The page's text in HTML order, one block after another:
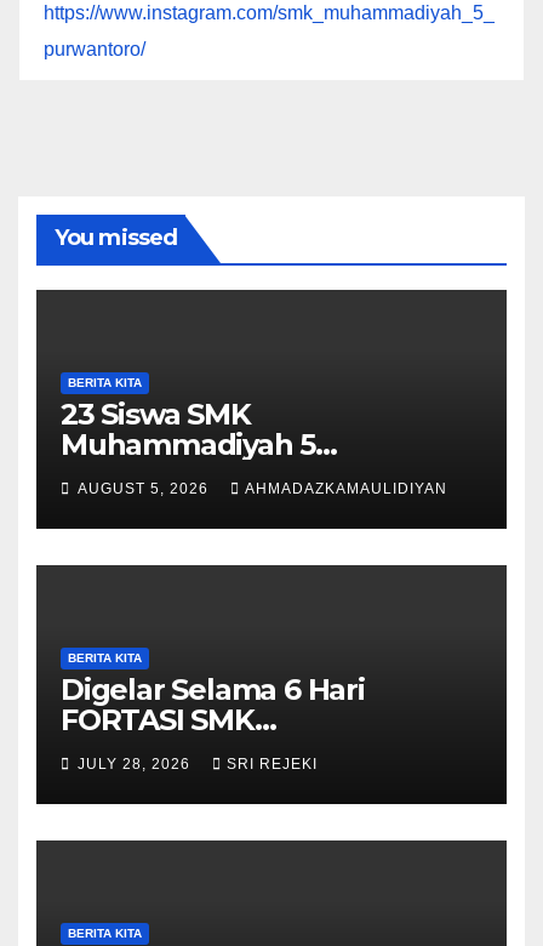
https://www.instagram.com/smk_muhammadiyah_5_
purwantoro/
You missed
BERITA KITA
23 Siswa SMK
Muhammadiyah 5
Purwantoro Terpilih Menjadi
Pengibar Bendera HUT ke-81
RI Tingkat Kecamatan
Purwantoro
AUGUST 5, 2026 AHMADAZKAMAULIDIYAN
BERITA KITA
Digelar Selama 6 Hari
FORTASI SMK
Muhammadiyah 5
Purwantoro Berjalan Lancar,
Meriah, dan Penuh
Semangat
JULY 28, 2026 SRI REJEKI
BERITA KITA